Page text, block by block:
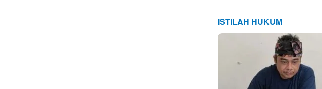
ISTILAH HUKUM